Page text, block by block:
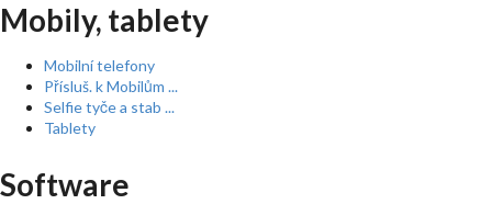
Mobily, tablety
Mobilní telefony
Přísluš. k Mobilům ...
Selfie tyče a stab ...
Tablety
Software